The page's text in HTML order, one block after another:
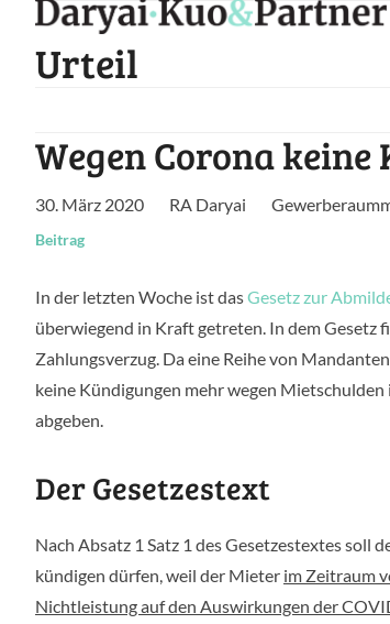
contentUrteil
Wegen Corona
30. März 2020 RA Daryai
Beitrag
In der letzten Woche ist dasGesetz zur
überwiegend in Kraft getreten. In dem Gesetz
Zahlungsverzug. Da eine Reihe von
keine Kündigungen mehr wegen
abgeben.
Der Gesetzestext
Nach Absatz 1 Satz 1 des Gesetzestextes soll
kündigen dürfen, weil der Mieter im Zeitraum
Nichtleistung auf den Auswirkungen der